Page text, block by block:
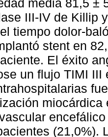
media 81,5 ±
III-IV de Killip
tiempo dolor-
stent en
El éxito
un flujo TIMI
(21,0%).